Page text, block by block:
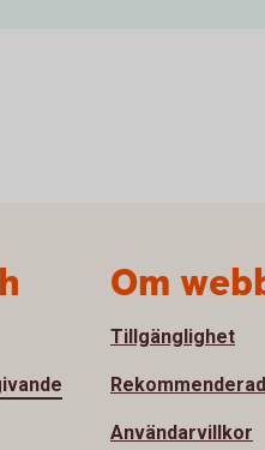
Om
Tillgänglighet
Användarvillkor